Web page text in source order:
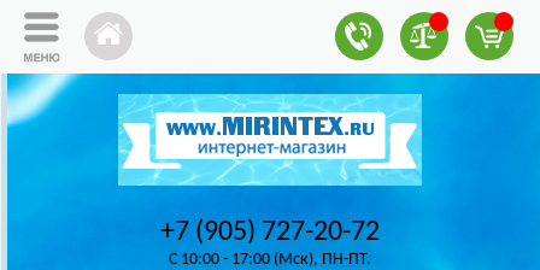
+7 (905) 727-20-72
C 10:00 - 17:00 (Мск), ПН-ПТ.